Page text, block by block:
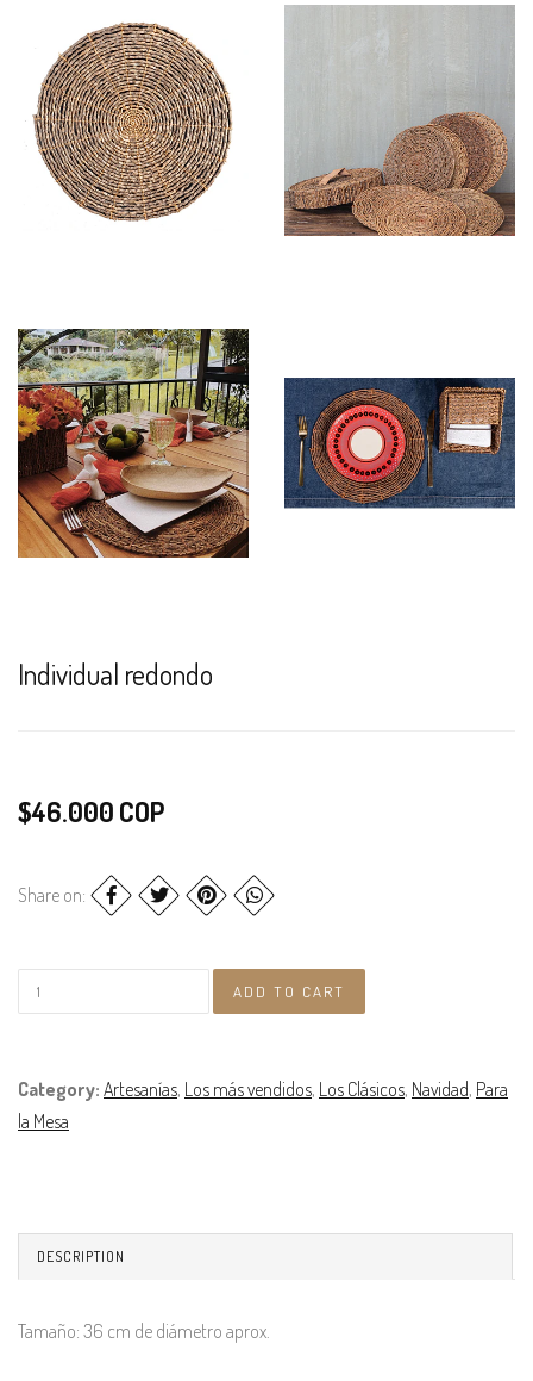
Individual redondo
$46.000 COP
Share on:
Category: Artesanías, Los más vendidos, Los Clásicos, Navidad, Para
la Mesa
DESCRIPTION
Tamaño: 36 cm de diámetro aprox.